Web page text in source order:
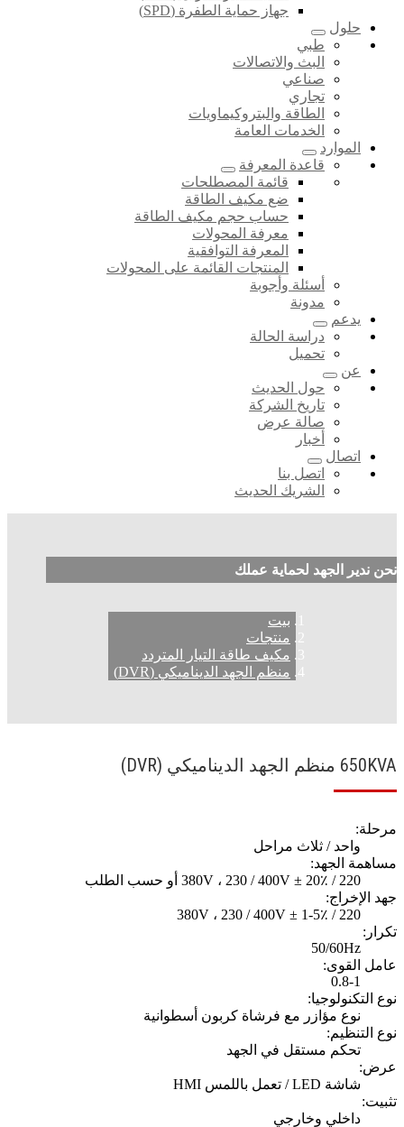
جهاز حماية الطفرة (SPD)
حلول
طبي
البث والاتصالات
صناعي
تجاري
الطاقة والبتروكيماويات
الخدمات العامة
الموارد
قاعدة المعرفة
قائمة المصطلحات
ضع مكيف الطاقة
حساب حجم مكيف الطاقة
معرفة المحولات
المعرفة التوافقية
المنتجات القائمة على المحولات
أسئلة وأجوبة
مدونة
يدعم
دراسة الحالة
تحميل
عن
حول الحديث
تاريخ الشركة
صالة عرض
أخبار
اتصال
اتصل بنا
الشريك الحديث
نحن ندير الجهد لحماية عملك
بيت
منتجات
مكيف طاقة التيار المتردد
منظم الجهد الديناميكي (DVR)
650KVA منظم الجهد الديناميكي (DVR)
مرحلة:
واحد / ثلاث مراحل
مساهمة الجهد:
220 / 380V ، 230 / 400V ± 20٪ أو حسب الطلب
جهد الإخراج:
220 / 380V ، 230 / 400V ± 1-5٪
تكرار:
50/60Hz
عامل القوى:
0.8-1
نوع التكنولوجيا:
نوع مؤازر مع فرشاة كربون أسطوانية
نوع التنظيم:
تحكم مستقل في الجهد
عرض:
شاشة LED / تعمل باللمس HMI
تثبيت:
داخلي وخارجي